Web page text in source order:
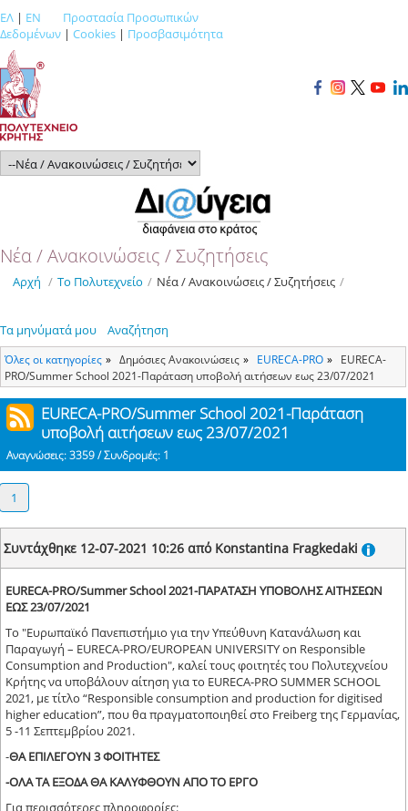
ΕΛ | EN
Προστασία Προσωπικών
Δεδομένων | Cookies | Προσβασιμότητα
Νέα / Ανακοινώσεις / Συζητήσεις
Αρχή / Το Πολυτεχνείο / Νέα / Ανακοινώσεις / Συζητήσεις /
Τα μηνύματά μου Αναζήτηση
Όλες οι κατηγορίες Δημόσιες Ανακοινώσεις ΕURECA-PRO
EURECA-
PRO/Summer School 2021-Παράταση υποβολή αιτήσεων εως 23/07/2021
EURECA-PRO/Summer School 2021-Παράταση
υποβολή αιτήσεων εως 23/07/2021
Αναγνώσεις: 3359 / Συνδρομές: 1
1
Συντάχθηκε 12-07-2021 10:26 από Konstantina Fragkedaki
EURECA-PRO/Summer School 2021-ΠΑΡΑΤΑΣΗ ΥΠΟΒΟΛΗΣ ΑΙΤΗΣΕΩΝ
ΕΩΣ 23/07/2021
Το "Ευρωπαϊκό Πανεπιστήμιο για την Υπεύθυνη Κατανάλωση και
Παραγωγή – EURECA-PRO/EUROPEAN UNIVERSITY on Responsible
Consumption and Production", καλεί τους φοιτητές του Πολυτεχνείου
Κρήτης να υποβάλουν αίτηση για το EURECA-PRO SUMMER SCHOOL
2021, με τίτλο “Responsible consumption and production for digitised
higher education”, που θα πραγματοποιηθεί στο Freiberg της Γερμανίας,
5 -11 Σεπτεμβρίου 2021.
-ΘΑ ΕΠΙΛΕΓΟΥΝ 3 ΦΟΙΤΗΤΕΣ
-ΟΛΑ ΤΑ ΕΞΟΔΑ ΘΑ ΚΑΛΥΦΘΟΥΝ ΑΠΟ ΤΟ ΕΡΓΟ
Για περισσότερες πληροφορίες: